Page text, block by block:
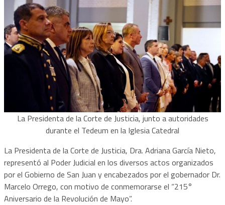
La Presidenta de la Corte de Justicia, junto a autoridades
durante el Tedeum en la Iglesia Catedral
La Presidenta de la Corte de Justicia, Dra. Adriana García Nieto,
representó al Poder Judicial en los diversos actos organizados
por el Gobierno de San Juan y encabezados por el gobernador Dr.
Marcelo Orrego, con motivo de conmemorarse el “215°
Aniversario de la Revolución de Mayo”.